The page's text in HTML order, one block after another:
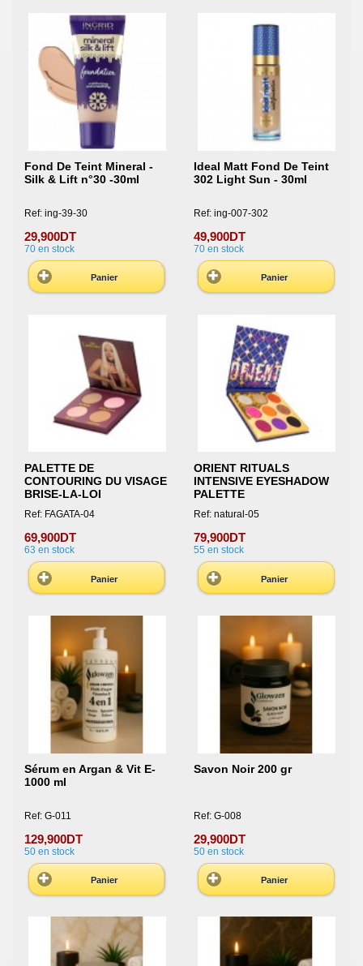
Fond De Teint Mineral -
Silk & Lift n°30 -30ml
Ref: ing-39-30
29,900DT
70 en stock
Panier
Ideal Matt Fond De Teint
302 Light Sun - 30ml
Ref: ing-007-302
49,900DT
70 en stock
Panier
PALETTE DE
CONTOURING DU VISAGE
BRISE-LA-LOI
Ref: FAGATA-04
69,900DT
63 en stock
Panier
ORIENT RITUALS
INTENSIVE EYESHADOW
PALETTE
Ref: natural-05
79,900DT
55 en stock
Panier
Sérum en Argan & Vit E-
1000 ml
Ref: G-011
129,900DT
50 en stock
Panier
Savon Noir 200 gr
Ref: G-008
29,900DT
50 en stock
Panier